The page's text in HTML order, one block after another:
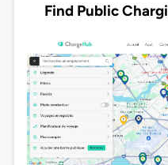
Find Public